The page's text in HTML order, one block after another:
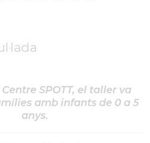
SPOTT, el taller va
amb infants de 0 a 5
anys.